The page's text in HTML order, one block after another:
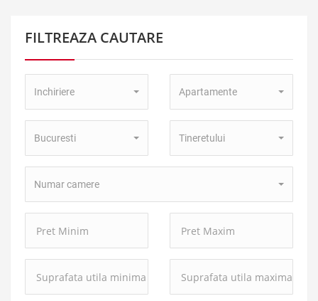
FILTREAZA CAUTARE
Tranzactie:
Inchiriere
Proprietate:
Apartamente
Bucuresti Tineretului
camere:
Numar camere
Minim:
Maxim:
utila
minima:
utila
maxima: